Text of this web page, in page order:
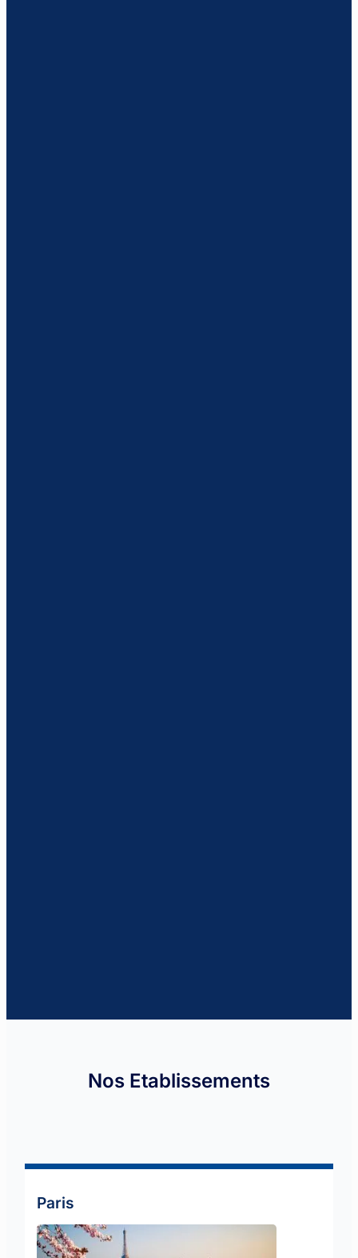
Nos Etablissements
Paris